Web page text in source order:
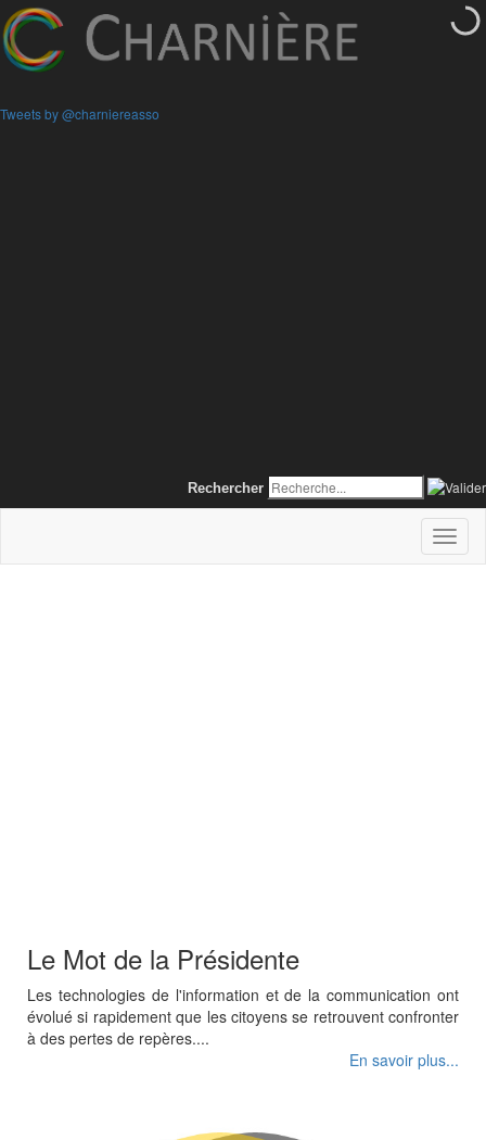
Tweets by @charniereasso
Rechercher
Le Mot de la Présidente
Les technologies de l'information et de la communication ont
évolué si rapidement que les citoyens se retrouvent confronter
à des pertes de repères....
En savoir plus...